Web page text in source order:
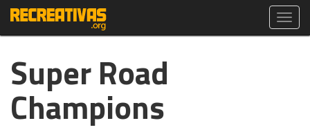
Super Road
Champions